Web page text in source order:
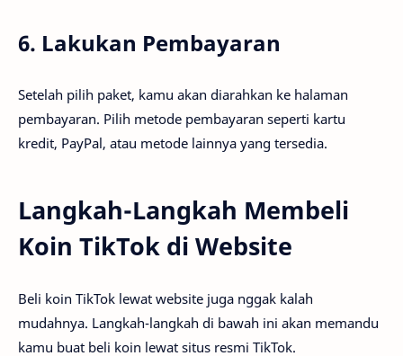
6. Lakukan Pembayaran
Setelah pilih paket, kamu akan diarahkan ke halaman
pembayaran. Pilih metode pembayaran seperti kartu
kredit, PayPal, atau metode lainnya yang tersedia.
Langkah-Langkah Membeli
Koin TikTok di Website
Beli koin TikTok lewat website juga nggak kalah
mudahnya. Langkah-langkah di bawah ini akan memandu
kamu buat beli koin lewat situs resmi TikTok.